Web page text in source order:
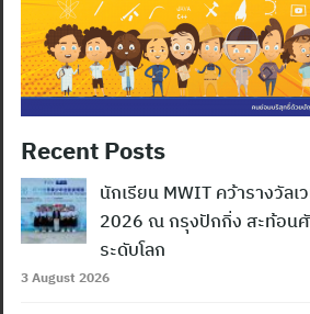
Recent Posts
นักเรียน MWIT คว้ารางวัล
2026 ณ กรุงปักกิ่ง สะท้อน
ระดับโลก
3 August 2026